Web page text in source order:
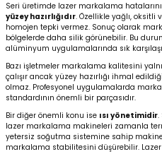
Seri üretimde lazer markalama
yüzey hazırlığıdır. Özellikle yağlı,
homojen tepki vermez. Sonuç olarak
bölgelerde daha silik görünebilir. Bu
alüminyum uygulamalarında sık
Bazı işletmeler markalama kalitesini
çalışır ancak yüzey hazırlığı ihmal
olmaz. Profesyonel uygulamalarda
standardının önemli bir parçasıdır.
Bir diğer önemli konu ise ısı yönetimidir.
lazer markalama makineleri zamanla
yetersiz soğutma sistemine sahip
markalama stabilitesini düşürebilir.